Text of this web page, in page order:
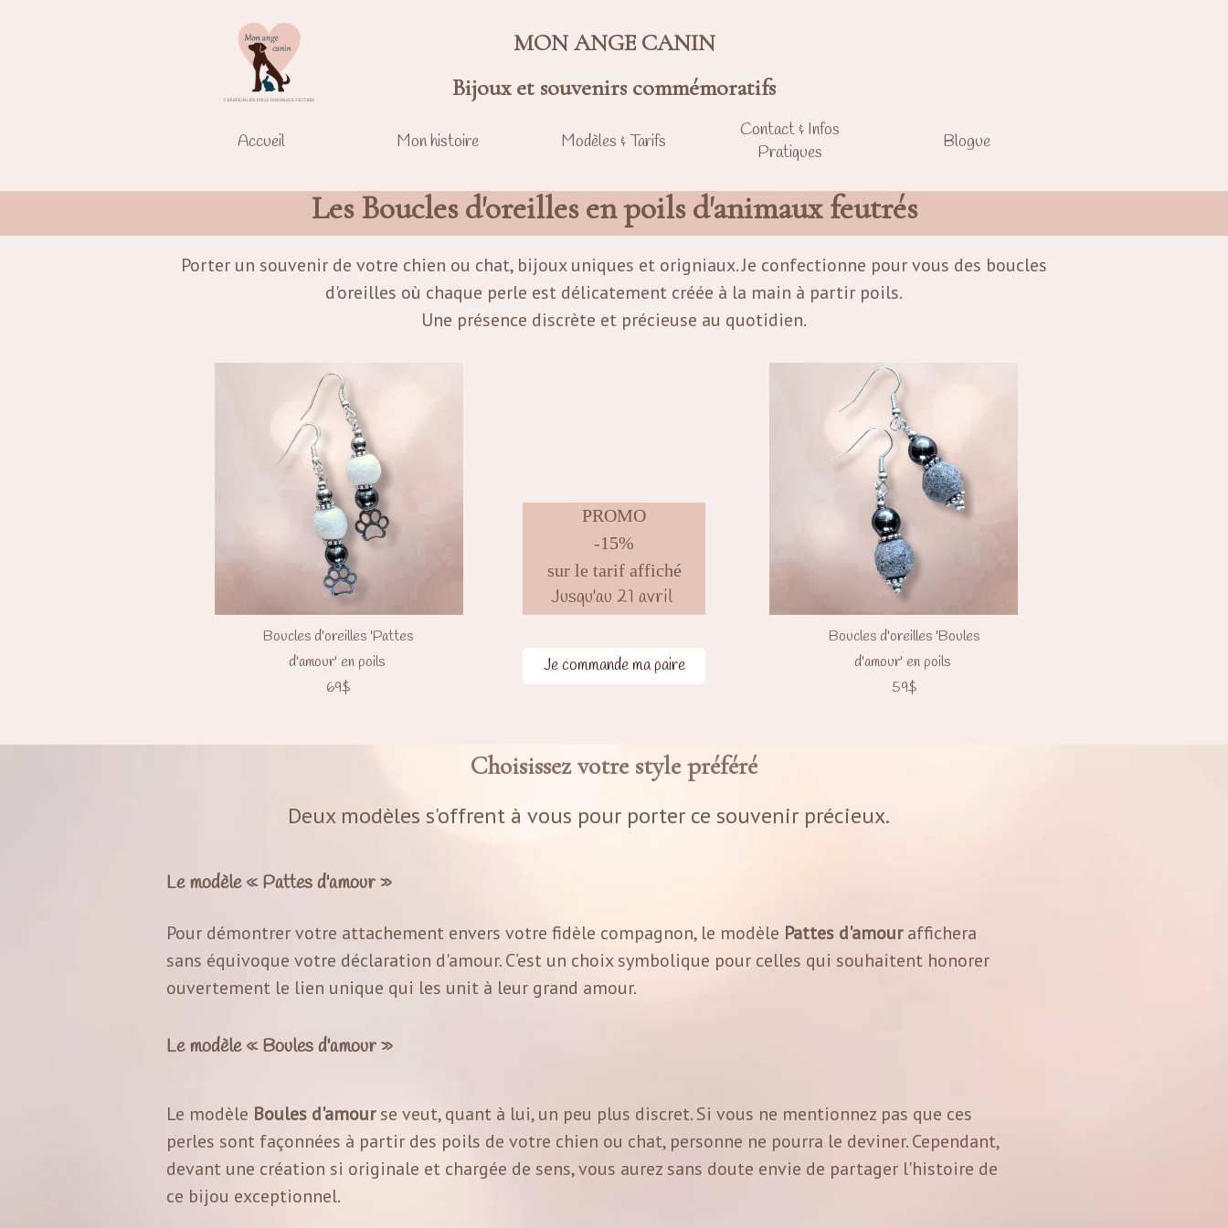
MON ANGE CANIN
Bijoux et souvenirs commémoratifs
Accueil Mon histoire Modèles & Tarifs
Contact & Infos
Pratiques
Blogue
Les Boucles d'oreilles en poils d'animaux feutrés
Porter un souvenir de votre chien ou chat, bijoux uniques et origniaux. Je confectionne pour vous des boucles
d'oreilles où chaque perle est délicatement créée à la main à partir poils.
Une présence discrète et précieuse au quotidien.
Boucles d'oreilles 'Pattes
d'amour' en poils
69$
Boucles d'oreilles 'Boules
d'amour' en poils
59$
Je commande ma paire
PROMO
-15%
sur le tarif affiché
Jusqu'au 21 avril
Choisissez votre style préféré
Deux modèles s'offrent à vous pour porter ce souvenir précieux.
Le modèle « Pattes d'amour »
Pour démontrer votre attachement envers votre fidèle compagnon, le modèle Pattes d'amouraffichera
sans équivoque votre déclaration d'amour. C’est un choix symbolique pour celles qui souhaitent honorer
ouvertement le lien unique qui les unit à leur grand amour.
Le modèle « Boules d'amour »
Le modèle Boules d'amourse veut, quant à lui, un peu plus discret. Si vous ne mentionnez pas que ces
perles sont façonnées à partir des poils de votre chien ou chat, personne ne pourra le deviner. Cependant,
devant une création si originale et chargée de sens, vous aurez sans doute envie de partager l'histoire de
ce bijou exceptionnel.